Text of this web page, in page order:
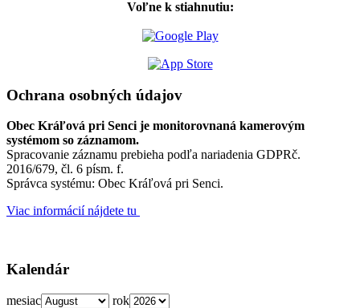
Voľne k stiahnutiu:
Ochrana osobných údajov
Obec Kráľová pri Senci je monitorovnaná kamerovým
systémom so záznamom.
Spracovanie záznamu prebieha podľa nariadenia GDPRč.
2016/679, čl. 6 písm. f.
Správca systému: Obec Kráľová pri Senci.
Viac informácií nájdete tu
Kalendár
mesiac rok